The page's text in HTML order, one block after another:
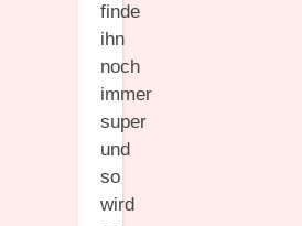
finde
ihn
noch
immer
super
und
so
wird